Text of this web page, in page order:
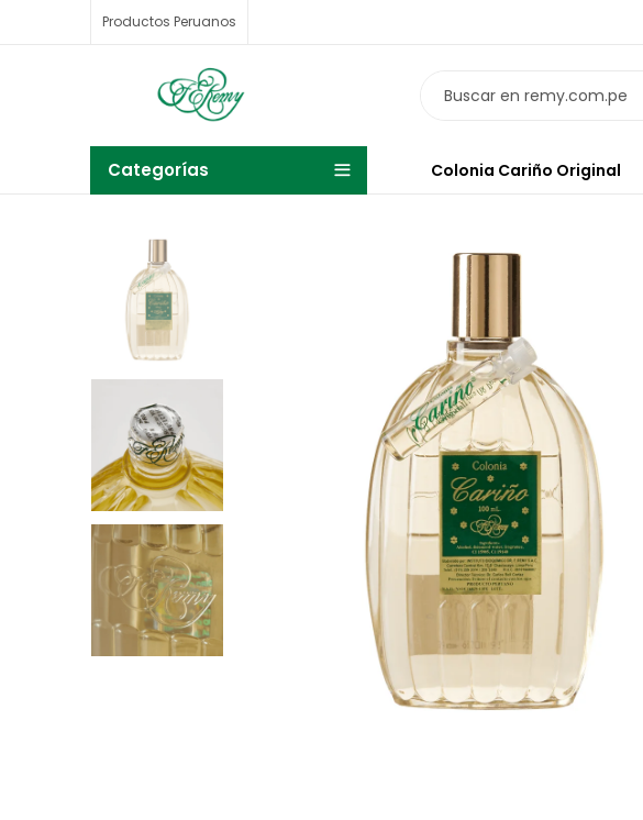
Productos Peruanos
Categorías Colonia Cariño Original